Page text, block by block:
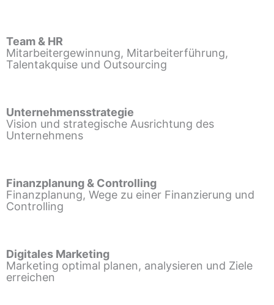
Team & HR
Mitarbeitergewinnung, Mitarbeiterführung,
Talentakquise und Outsourcing
Unternehmensstrategie
Vision und strategische Ausrichtung des
Unternehmens
Finanzplanung & Controlling
Finanzplanung, Wege zu einer Finanzierung und
Controlling
Digitales Marketing
Marketing optimal planen, analysieren und Ziele
erreichen